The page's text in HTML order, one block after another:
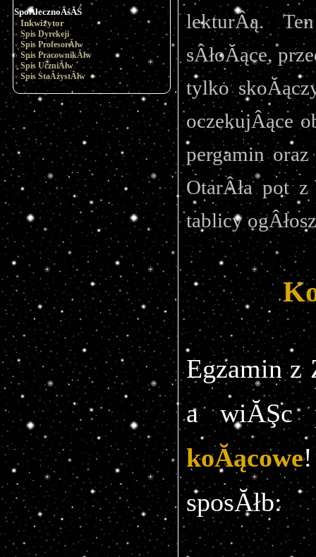
SpoÂłecznoÂśĂŚ
Inkwizytor
Spis Dyrekcji
Spis ProfesorĂłw
Spis PracownikĂłw
Spis UczniĂłw
Spis StaÂżystĂłw
lekturÂą.
sÂłoĂące,
tylko
oczekujÂące
pergamin oraz
OtarÂła pot z
tablicy
Egzamin z
a wiĂŞc
koĂącowe!
sposĂłb: